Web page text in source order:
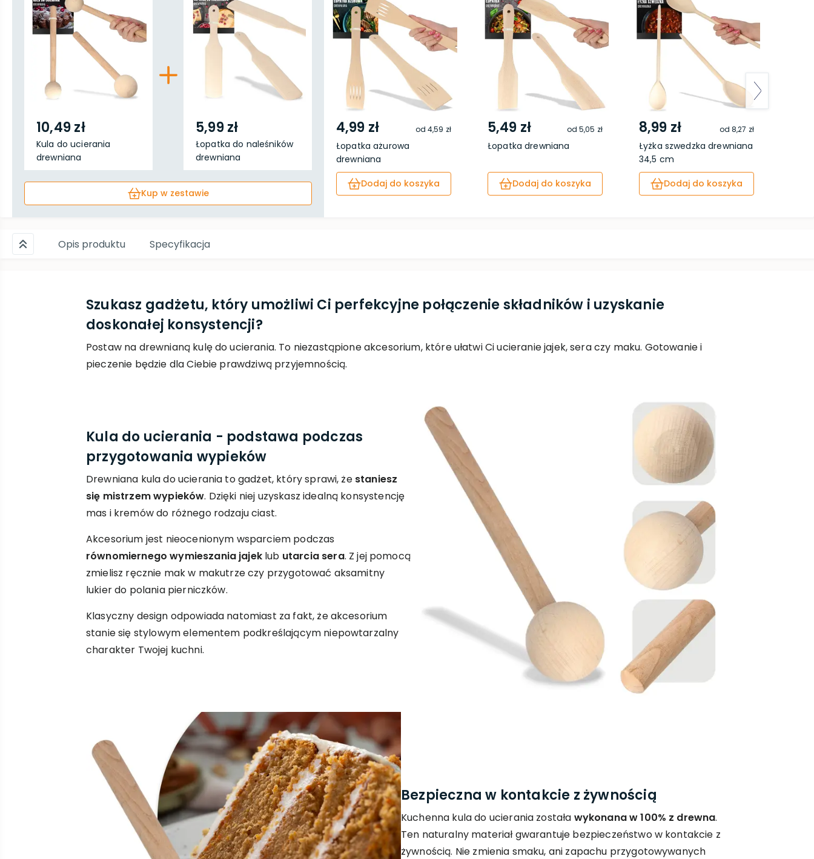
10,49 zł
Kula do ucierania
drewniana
5,99 zł
Łopatka do naleśników
drewniana
Kup w zestawie
4,99 zł od4,59 zł
Łopatka ażurowa
drewniana
Dodaj do koszyka
5,49 zł od5,05 zł
Łopatka drewniana
Dodaj do koszyka
8,99 zł od8,27 zł
Łyżka szwedzka drewniana
34,5 cm
Dodaj do koszyka
Opis produktu Specyfikacja
Szukasz gadżetu, który umożliwi Ci perfekcyjne połączenie składników i uzyskanie
doskonałej konsystencji?
Postaw na drewnianą kulę do ucierania. To niezastąpione akcesorium, które ułatwi Ci ucieranie jajek, sera czy maku. Gotowanie i
pieczenie będzie dla Ciebie prawdziwą przyjemnością.
Kula do ucierania - podstawa podczas
przygotowania wypieków
Drewniana kula do ucierania to gadżet, który sprawi, że staniesz
się mistrzem wypieków. Dzięki niej uzyskasz idealną konsystencję
mas i kremów do różnego rodzaju ciast.
Akcesorium jest nieocenionym wsparciem podczas
równomiernego wymieszania jajeklub utarcia sera. Z jej pomocą
zmielisz ręcznie mak w makutrze czy przygotować aksamitny
lukier do polania pierniczków.
Klasyczny design odpowiada natomiast za fakt, że akcesorium
stanie się stylowym elementem podkreślającym niepowtarzalny
charakter Twojej kuchni.
Bezpieczna w kontakcie z żywnością
Kuchenna kula do ucierania została wykonana w 100% z drewna.
Ten naturalny materiał gwarantuje bezpieczeństwo w kontakcie z
żywnością. Nie zmienia smaku, ani zapachu przygotowywanych